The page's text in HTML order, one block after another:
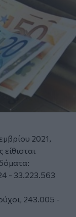
2021,
- 33.223.563
243.005 -